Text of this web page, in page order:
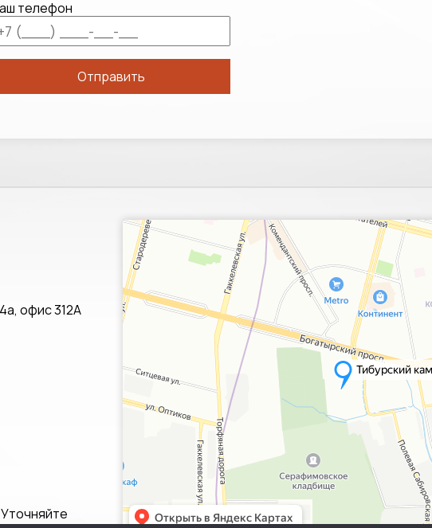
телефон
офис 312А
Санкт‑Петербург
Яндекс.Карты — транспорт, навигация, поиск мест